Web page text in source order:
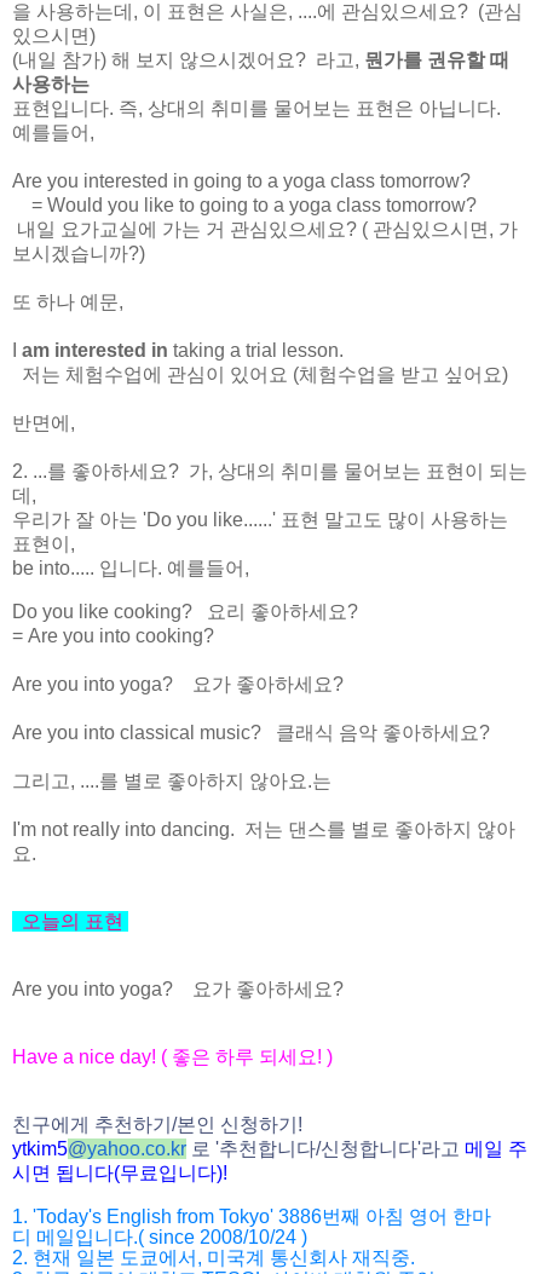
을 사용하는데, 이 표현은 사실은, ....에 관심있으세요? (관심
있으시면)
(내일 참가) 해 보지 않으시겠어요? 라고, 뭔가를 권유할 때
사용하는
표현입니다. 즉, 상대의 취미를 물어보는 표현은 아닙니다.
예를들어,
Are you interested in going to a yoga class tomorrow?
= Would you like to going to a yoga class tomorrow?
내일 요가교실에 가는 거 관심있으세요? ( 관심있으시면, 가
보시겠습니까?)
또 하나 예문,
am interested in taking a trial lesson.
저는 체험수업에 관심이 있어요 (체험수업을 받고 싶어요)
반면에,
2. ...를 좋아하세요? 가, 상대의 취미를 물어보는 표현이 되는
데,
우리가 잘 아는 'Do you like......' 표현 말고도 많이 사용하는
표현이,
be into..... 입니다. 예를들어,
Do you like cooking? 요리 좋아하세요?
= Are you into cooking?
Are you into yoga? 요가 좋아하세요?
Are you into classical music? 클래식 음악 좋아하세요?
그리고, ....를 별로 좋아하지 않아요.는
I'm not really into dancing. 저는 댄스를 별로 좋아하지 않아
요.
오늘의 표현
Are you into yoga? 요가 좋아하세요?
Have a nice day! ( 좋은 하루 되세요! )
친구에게 추천하기 /본인 신청하기 !
ytkim5@yahoo.co.kr 로 '추천합니다/신청합니다'라고 메일 주
시면 됩니다(무료입니다)!
1. 'Today's English from Tokyo' 3886번째 아침 영어 한마
디 메일입니다.( since 2008/10/24 )
2. 현재 일본 도쿄에서 , 미국계 통신회사 재직중.